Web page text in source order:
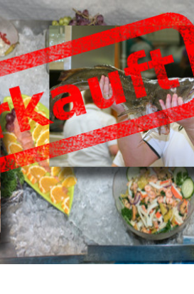
Bildgalerie